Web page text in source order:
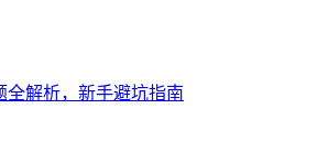
全解析，新手避坑指南